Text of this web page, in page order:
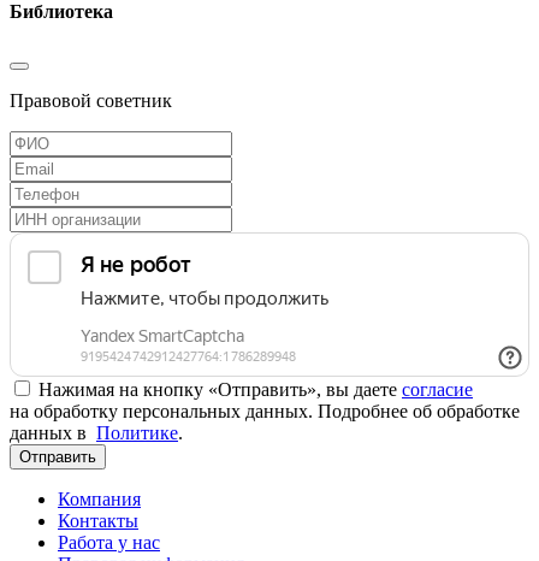
Библиотека
Правовой советник
Нажимая на кнопку «Отправить», вы даете согласие
на обработку персональных данных. Подробнее об обработке
данных в Политике.
Отправить
Компания
Контакты
Работа у нас